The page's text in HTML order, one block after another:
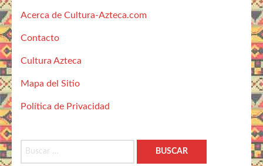
Acerca de Cultura-Azteca.com
Contacto
Cultura Azteca
Mapa del Sitio
Política de Privacidad
Buscar: